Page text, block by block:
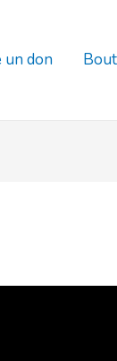
un don